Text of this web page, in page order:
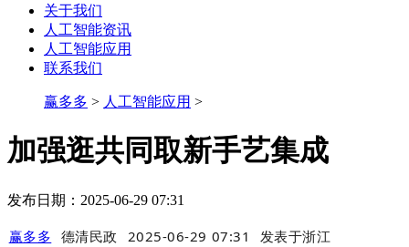
关于我们
人工智能资讯
人工智能应用
联系我们
赢多多 > 人工智能应用 >
加强逛共同取新手艺集成
发布日期：2025-06-29 07:31
赢多多 德清民政 2025-06-29 07:31 发表于浙江